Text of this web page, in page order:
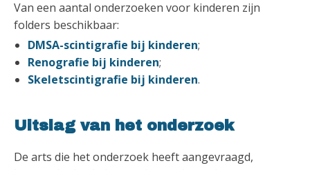
Van een aantal onderzoeken voor kinderen zijn
folders beschikbaar:
DMSA-scintigrafie bij kinderen;
Renografie bij kinderen;
Skeletscintigrafie bij kinderen.
Uitslag van het onderzoek
De arts die het onderzoek heeft aangevraagd,